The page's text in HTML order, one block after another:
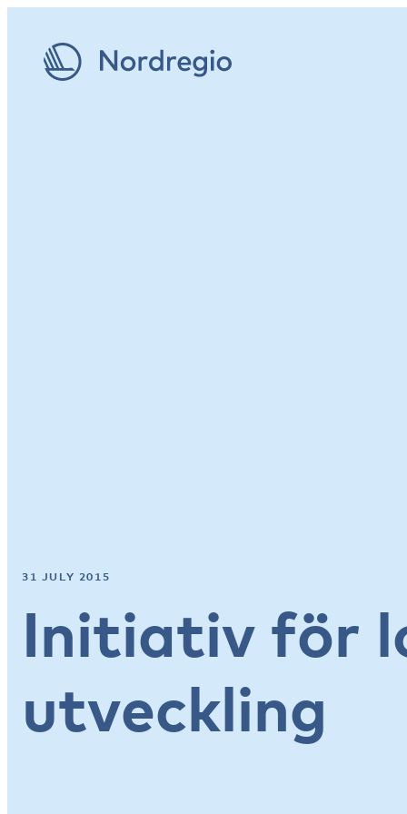
31 JULY 2015
Initiativ för
utveckling